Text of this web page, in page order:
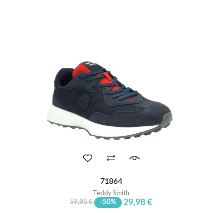
71864
Teddy Smith
59,95 € -50% 29,98 €